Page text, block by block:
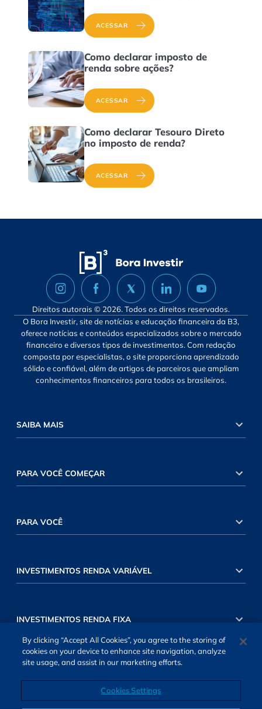
ACESSAR
Como declarar imposto de
renda sobre ações?
ACESSAR
Como declarar Tesouro Direto
no imposto de renda?
ACESSAR
Direitos autorais © 2026. Todos os direitos reservados.
O Bora Investir, site de notícias e educação financeira da B3,
oferece notícias e conteúdos especializados sobre o mercado
financeiro e diversos tipos de investimentos. Com redação
composta por especialistas, o site proporciona aprendizado
sólido e confiável, além de artigos de parceiros que ampliam
conhecimentos financeiros para todos os brasileiros.
SAIBA MAIS
PARA VOCÊ COMEÇAR
PARA VOCÊ
INVESTIMENTOS RENDA VARIÁVEL
INVESTIMENTOS RENDA FIXA
By clicking “Accept All Cookies”, you agree to the storing of
cookies on your device to enhance site navigation, analyze
site usage, and assist in our marketing efforts.
Cookies Settings